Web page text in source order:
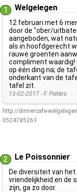
1 Welgelegen
12 februari met 6
door de "ober/
aangeboden, wat
als in hoofdgerecht
rauwe groenten
compliment waardig!
op één ding na; de
onderkant van de
tafel zit.
13-02-2017 - F. Pieters
http://dinnercafe-
0524785263
2 Le Poissonnier
De diversiteit van
vriendelijkheid en de
zijn, ga zo door.